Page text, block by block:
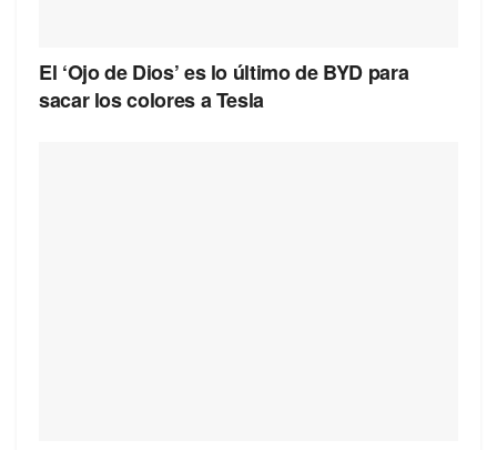
El ‘Ojo de Dios’ es lo último de BYD para
sacar los colores a Tesla